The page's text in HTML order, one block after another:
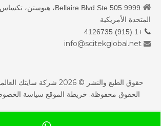

المتحدة الأمريكية

+1 (915) 4126735

info@scitekglobal.net
حقوق الطبع والنشر ©2026 شركة سايتك
الحقوق محفوظة. خريطة الموقع سياسة